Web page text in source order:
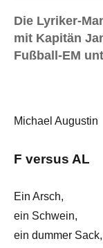
Die Lyriker-
mit Kapitän
Fußball-EM
Michael Augustin
F versus AL
Ein Arsch,
ein Schwein,
ein dummer Sack,